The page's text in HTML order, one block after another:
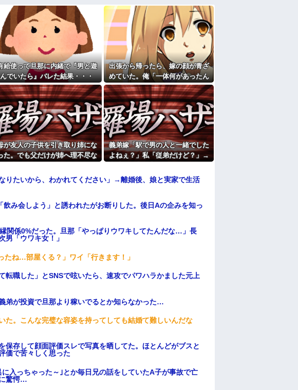
てね」と言ってきた
原遥さん、意外とあるｗ他
んであんなに夢中になったんやろ…」と思うコンテンツ
ず保存したくなる「笑える画像・最高な画像」貼っていけｗｗ
妊と判明した夫、前妻の娘に「実の子じゃない！」と訴えた結
ら太ったせいか加齢で＊が緩んだのかチョビッと漏れるように
パイプ持っているかも知れないのに…
女です。家が嫌いすぎて家を出て現在養護施設で暮らしていま
り立ちを調べてみたよ
給使って旦那に内緒で『男と遊
んでいたら』バレた結果・・・
出張から帰ったら、嫁の顔が青ざ
めていた。俺「一体何があったん
だ？」嫁「…」→子供たちに話を
聞くと…
が友人の子供を引き取り姉にな
た。でも父だけが姉へ理不尽な
義弟嫁「駅で男の人と一緒でした
よねぇ？」私「従弟だけど？」→
して…
りたいから、わかれてください」→離婚後、娘と実家で生活
み会しよう」と誘われたがお断りした。後日Aの企みを知っ
関係0%だった。旦那「やっぱりウワキしてたんだな…」長
男「ウワキ女！」
たね…部屋くる？」ワイ「行きます！」
転職した」とSNSで呟いたら、速攻でパワハラかました元上
弟が投資で旦那より稼いでるとか知らなかった…
た。こんな完璧な容姿を持ってしても結婚て難しいんだな
保存して顔面評価スレで写真を晒してた。ほとんどがブスと
価で苦々しく思った
に入っちゃった～｣とか毎日兄の話をしていたA子が事故で亡
驚愕…